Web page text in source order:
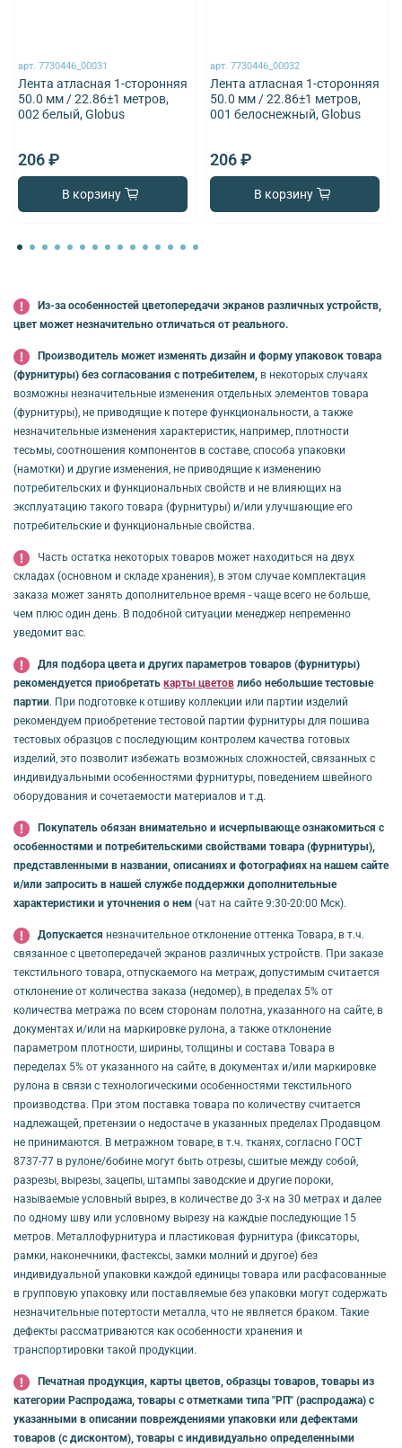
арт.7730446_00031
Лента атласная 1-сторонняя
50.0 мм / 22.86±1 метров,
002 белый, Globus
206 ₽
В корзину
арт.7730446_00032
Лента атласная 1-сторонняя
50.0 мм / 22.86±1 метров,
001 белоснежный, Globus
206 ₽
В корзину
Из-за особенностей цветопередачи экранов различных устройств,
цвет может незначительно отличаться от реального.
Производитель может изменять дизайн и форму упаковок товара
(фурнитуры) без согласования с потребителем, в некоторых случаях
возможны незначительные изменения отдельных элементов товара
(фурнитуры), не приводящие к потере функциональности, а также
незначительные изменения характеристик, например, плотности
тесьмы, соотношения компонентов в составе, способа упаковки
(намотки) и другие изменения, не приводящие к изменению
потребительских и функциональных свойств и не влияющих на
эксплуатацию такого товара (фурнитуры) и/или улучшающие его
потребительские и функциональные свойства.
Часть остатка некоторых товаров может находиться на двух
складах (основном и складе хранения), в этом случае комплектация
заказа может занять дополнительное время - чаще всего не больше,
чем плюс один день. В подобной ситуации менеджер непременно
уведомит вас.
Для подбора цвета и других параметров товаров (фурнитуры)
рекомендуется приобретать карты цветов либо небольшие тестовые
партии. При подготовке к отшиву коллекции или партии изделий
рекомендуем приобретение тестовой партии фурнитуры для пошива
тестовых образцов с последующим контролем качества готовых
изделий, это позволит избежать возможных сложностей, связанных с
индивидуальными особенностями фурнитуры, поведением швейного
оборудования и сочетаемости материалов и т.д.
Покупатель обязан внимательно и исчерпывающе ознакомиться с
особенностями и потребительскими свойствами товара (фурнитуры),
представленными в названии, описаниях и фотографиях на нашем сайте
и/или запросить в нашей службе поддержки дополнительные
характеристики и уточнения о нем (чат на сайте 9:30-20:00 Мск).
Допускается незначительное отклонение оттенка Товара, в т.ч.
связанное с цветопередачей экранов различных устройств. При заказе
текстильного товара, отпускаемого на метраж, допустимым считается
отклонение от количества заказа (недомер), в пределах 5% от
количества метража по всем сторонам полотна, указанного на сайте, в
документах и/или на маркировке рулона, а также отклонение
параметром плотности, ширины, толщины и состава Товара в
переделах 5% от указанного на сайте, в документах и/или маркировке
рулона в связи с технологическими особенностями текстильного
производства. При этом поставка товара по количеству считается
надлежащей, претензии о недостаче в указанных пределах Продавцом
не принимаются. В метражном товаре, в т.ч. тканях, согласно ГОСТ
8737-77 в рулоне/бобине могут быть отрезы, сшитые между собой,
разрезы, вырезы, зацепы, штампы заводские и другие пороки,
называемые условный вырез, в количестве до 3-х на 30 метрах и далее
по одному шву или условному вырезу на каждые последующие 15
метров. Металлофурнитура и пластиковая фурнитура (фиксаторы,
рамки, наконечники, фастексы, замки молний и другое) без
индивидуальной упаковки каждой единицы товара или расфасованные
в групповую упаковку или поставляемые без упаковки могут содержать
незначительные потертости металла, что не является браком. Такие
дефекты рассматриваются как особенности хранения и
транспортировки такой продукции.
Печатная продукция, карты цветов, образцы товаров, товары из
категории Распродажа, товары с отметками типа "РП" (распродажа) с
указанными в описании повреждениями упаковки или дефектами
товаров (с дисконтом), товары с индивидуально определенными